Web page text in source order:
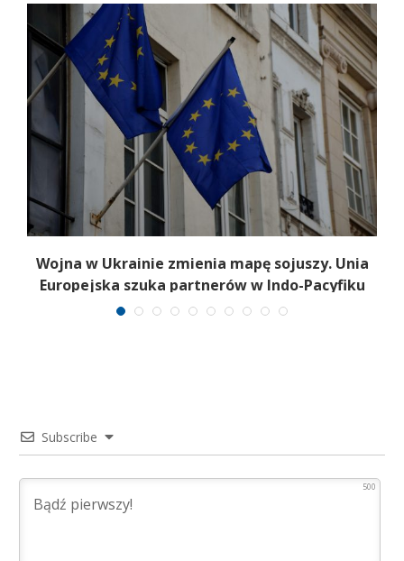
Wojna w Ukrainie zmienia mapę sojuszy. Unia
Europejska szuka partnerów w Indo-Pacyfiku
Subscribe
500